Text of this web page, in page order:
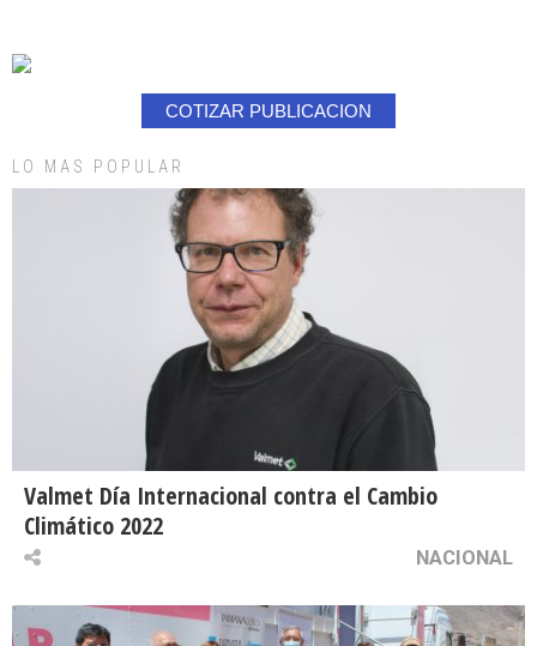
COTIZAR PUBLICACION
LO MAS POPULAR
Valmet Día Internacional contra el Cambio
Climático 2022
NACIONAL